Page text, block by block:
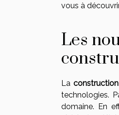
vous à
Les
La
technologies.
domaine. En